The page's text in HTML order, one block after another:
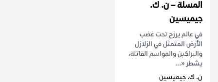
المسلة – ن. ك.
جيميسين
في عالم يرزح تحت غضب
الأرض المتمثل في الزلازل
والبراكين والمواسم القاتلة،
يشطر «...
ن. ك. جيميسين